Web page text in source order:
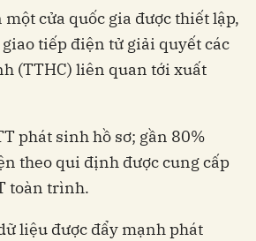
một cửa quốc gia được thiết lập,
tiếp điện tử giải quyết các
(TTHC) liên quan tới xuất
phát sinh hồ sơ; gần 80%
theo qui định được cung cấp
toàn trình.
liệu được đẩy mạnh phát